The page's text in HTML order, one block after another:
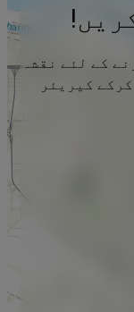
کے لئے نقشہ
کیریئر